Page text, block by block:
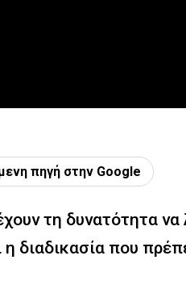
πηγή στην Google
τη δυνατότητα
διαδικασία που